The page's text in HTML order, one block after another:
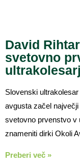
David
svetovno
Slovenski
avgusta začel
svetovno prvenstvo v
znameniti dirki Okoli
Preberi več »